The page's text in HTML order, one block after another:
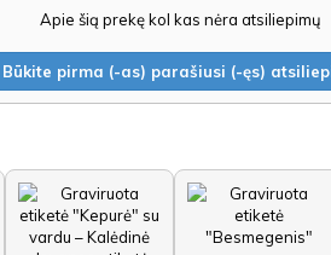
Apie šią prekę kol kas nėra atsiliepimų
Būkite pirma (-as) parašiusi (-ęs)